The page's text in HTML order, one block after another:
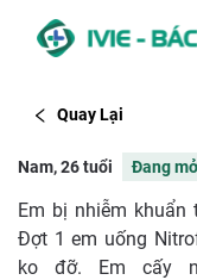
Quay Lại
Nam, 26 tuổi Đang mở
Em bị nhiễm khuẩn
Đợt 1 em uống
ko đỡ. Em cấy